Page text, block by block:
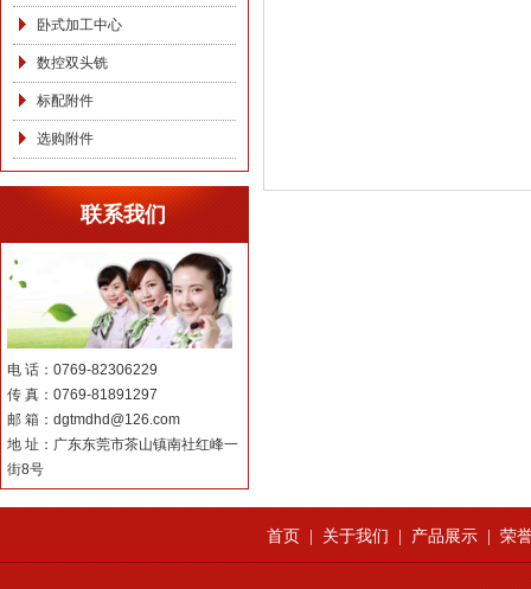
卧式加工中心
数控双头铣
标配附件
选购附件
联系我们
电 话：0769-82306229
传 真：0769-81891297
邮 箱：dgtmdhd@126.com
地 址：广东东莞市茶山镇南社红峰一
街8号
首页 关于我们 产品展示| 荣